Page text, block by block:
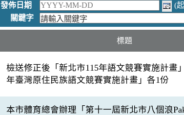
發佈日期 (
關鍵字
標題
檢送修正後「新北市115年語文競賽實施計畫
年臺灣原住民族語文競賽實施計畫」各1份
本市體育總會辦理「第十一屆新北市八個浪